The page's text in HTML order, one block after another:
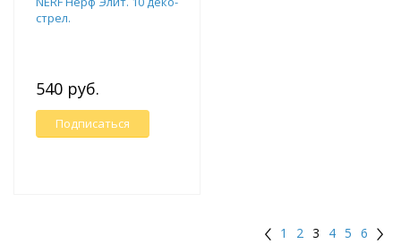
стрел.
540 руб.
Подписаться
1 2 3 4 5 6